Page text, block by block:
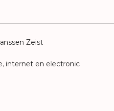
Zeist
internet en electronic